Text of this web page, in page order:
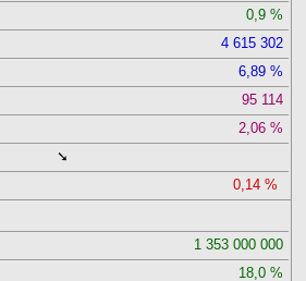
0,9
4 615 302
6,89
95 114
2,06
➘
0,14
1 353 000 000
18,0